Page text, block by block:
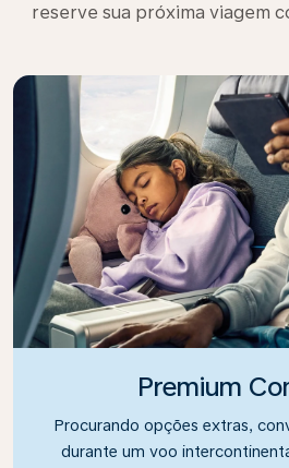
reserve sua próxima viagem
Premium
Procurando opções extras,
durante um voo